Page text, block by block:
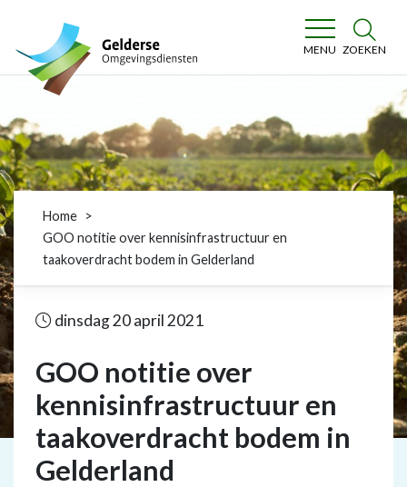
Gelderse Omgevingsdiensten
MENU ZOEKEN
Home
GOO notitie over kennisinfrastructuur en
taakoverdracht bodem in Gelderland
dinsdag 20 april 2021
GOO notitie over
kennisinfrastructuur en
taakoverdracht bodem in
Gelderland